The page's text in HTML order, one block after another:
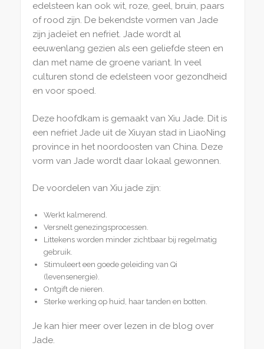
edelsteen kan ook wit, roze, geel, bruin, paars
of rood zijn. De bekendste vormen van Jade
zijn jadeïet en nefriet. Jade wordt al
eeuwenlang gezien als een geliefde steen en
dan met name de groene variant. In veel
culturen stond de edelsteen voor gezondheid
en voor spoed.
Deze hoofdkam is gemaakt van Xiu Jade. Dit is
een nefriet Jade uit de Xiuyan stad in LiaoNing
province in het noordoosten van China. Deze
vorm van Jade wordt daar lokaal gewonnen.
De voordelen van Xiu jade zijn:
Werkt kalmerend.
Versnelt genezingsprocessen.
Littekens worden minder zichtbaar bij regelmatig
gebruik.
Stimuleert een goede geleiding van Qi
(levensenergie).
Ontgift de nieren.
Sterke werking op huid, haar tanden en botten.
Je kan hier meer over lezen in de blog over
Jade.